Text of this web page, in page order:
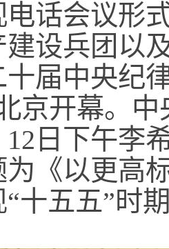
话会议形
设兵团以
届中央纪
京开幕。
12 日下午李
《以更高
“十五五”时